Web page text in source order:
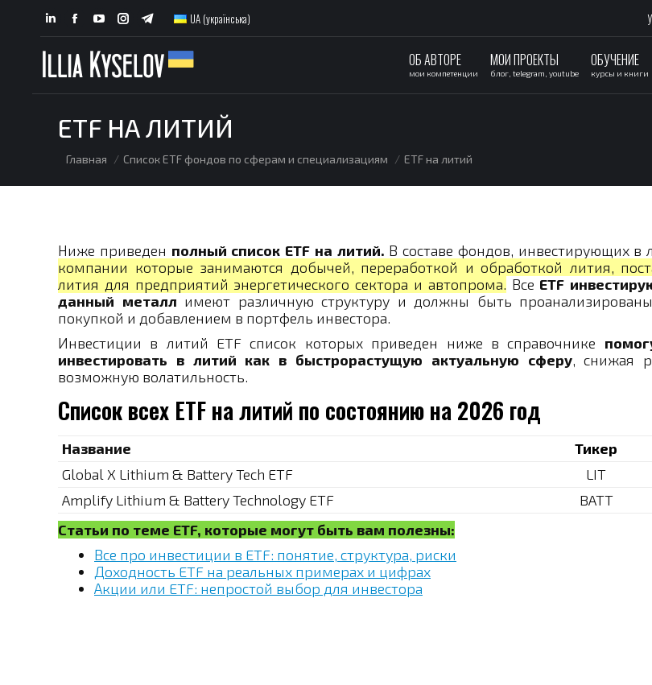
Linkedin
page
opens
in
window
Facebook
page
opens
in
window
YouTube
page
opens
in
window
Instagram
page
opens
in
window
Telegram
page
opens
in
window
UA (українська)
ОБ АВТОРЕ
мои компетенции
МОИ ПРОЕКТЫ
блог, telegram, youtube
ОБУЧЕНИЕ
курсы и книги
ETF НА ЛИТИЙ
Главная Список ETF фондов по сферам и специализациям ETF на литий
Ниже приведен полный список ETF на литий. В составе фондов, инвестирующих в
компании которые занимаются добычей, переработкой и обработкой лития,
лития для предприятий энергетического сектора и автопрома. Все ETF
данный металл имеют различную структуру и должны быть
покупкой и добавлением в портфель инвестора.
Инвестиции в литий ETF список которых приведен ниже в справочнике
инвестировать в литий как в быстрорастущую актуальную сферу, снижая
возможную волатильность.
Список всех ETF на литий по состоянию на 2026 год
Название
Тикер
Global X Lithium & Battery Tech ETF
LIT
Amplify Lithium & Battery Technology ETF
BATT
Статьи по теме ETF, которые могут быть вам полезны:
Все про инвестиции в ETF: понятие, структура, риски
Доходность ETF на реальных примерах и цифрах
Акции или ETF: непростой выбор для инвестора